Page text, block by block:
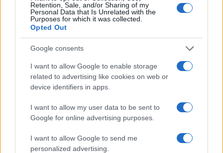
Retention, Sale, and/or Sharing of my
Personal Data that Is Unrelated with the
Purposes for which it was collected.
Opted Out
Google consents
I want to allow Google to enable storage
related to advertising like cookies on web or
device identifiers in apps.
I want to allow my user data to be sent to
Google for online advertising purposes.
I want to allow Google to send me
personalized advertising.
FINANZAS